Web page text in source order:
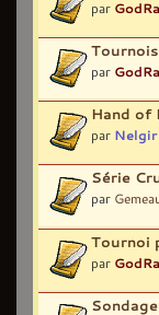
par
par
Hand of
par
Série
par
Tournoi
par